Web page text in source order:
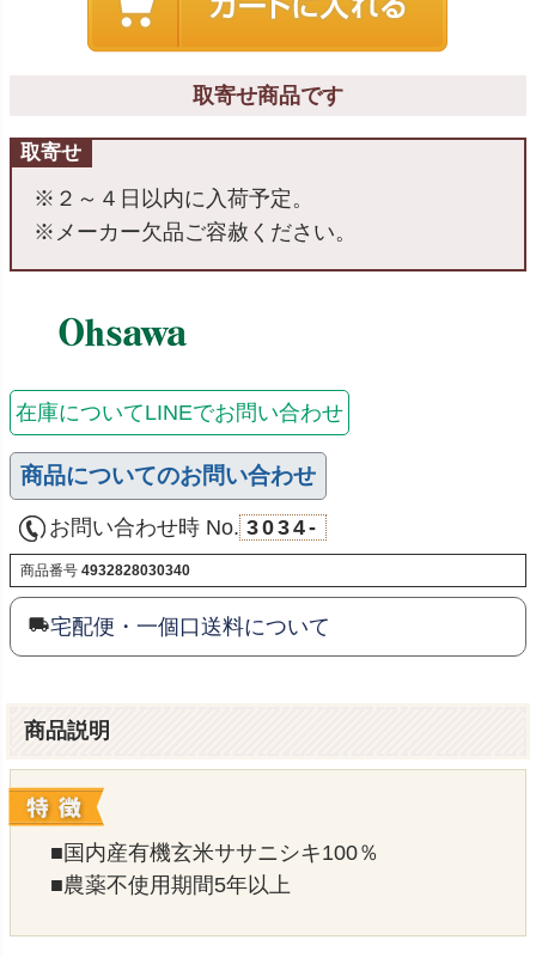
取寄せ商品です
取寄せ
※２～４日以内に入荷予定。
※メーカー欠品ご容赦ください。
在庫についてLINEでお問い合わせ
商品についてのお問い合わせ
お問い合わせ時 No. 3034-
商品番号 4932828030340
宅配便・一個口送料について
商品説明
■国内産有機玄米ササニシキ100％
■農薬不使用期間5年以上